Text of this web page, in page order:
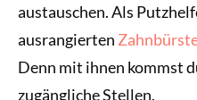
austauschen. Als
ausrangierten
Denn mit ihnen kommst
zugängliche Stellen.